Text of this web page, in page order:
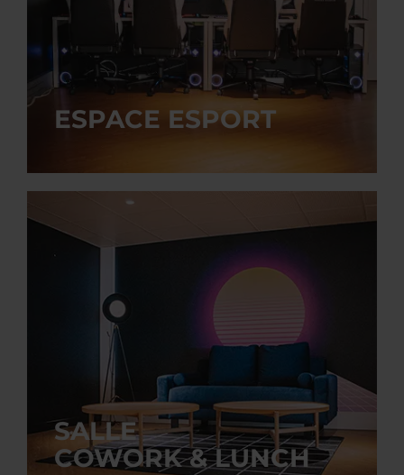
ESPACE ESPORT
SALLE
COWORK & LUNCH